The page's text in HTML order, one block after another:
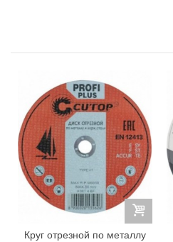
Круг отрезной по металлу